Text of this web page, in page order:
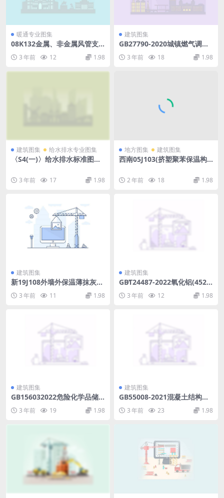
暖通专业图集
08K132金属、非金属风管支
3 年前 12 1.98
建筑图集
GB27790-2020城镇燃气调压
3 年前 18 1.98
建筑图集 给水排水专业图集
〈S4(一)〉给水排水标准图集
(2004年合订本).pdf
3 年前 17 1.98
地方图集 建筑图集
西南05J103(挤塑聚苯保温构
2 年前 18 1.98
建筑图集
新19J108外墙外保温薄抹灰系
3 年前 11 1.98
建筑图集
GB∕T24487-2022氧化铝(452.8
3 年前 12 1.98
建筑图集
GB156032022危险化学品储
3 年前 19 1.98
建筑图集
GB55008-2021混凝土结构通
3 年前 23 1.98